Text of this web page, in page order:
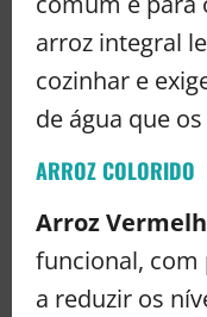
arroz integral
cozinhar e
de água que
ARROZ COLORIDO
Arroz
funcional, com
a reduzir os